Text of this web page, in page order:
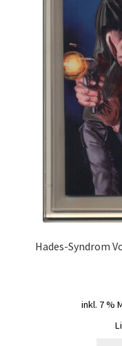
Hades-Syndrom
inkl. 7 %